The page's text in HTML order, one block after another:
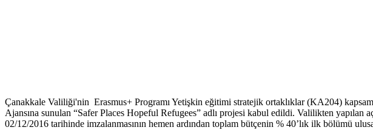
Çanakkale Valiliği'nin Erasmus+ Programı Yetişkin eğitimi stratejik ortaklıklar (KA204)
Ajansına sunulan “Safer Places Hopeful Refugees” adlı projesi kabul edildi. Valilikten
02/12/2016 tarihinde imzalanmasının hemen ardından toplam bütçenin % 40’lık ilk bölümü